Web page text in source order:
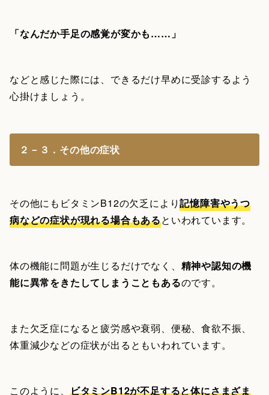
「なんだか手足の感覚が変かも……」
などと感じた際には、できるだけ早めに受診するよう
心掛けましょう。
２－３．その他の症状
その他にもビタミンB12の欠乏により記憶障害やうつ
病などの症状が現れる場合もあるといわれています。
体の機能に問題が生じるだけでなく、 精神や認知の機
能に異常をきたしてしまうこともあるのです。
また欠乏症になると疲労感や衰弱、便秘、食欲不振、
体重減少などの症状が出るともいわれています。
このように、 ビタミンB12が不足すると体にさまざま